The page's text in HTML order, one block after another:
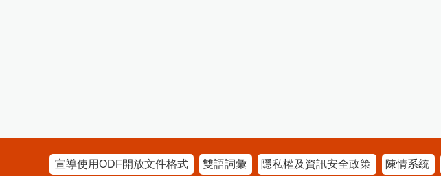
宣導使用ODF開放文件格式 雙語詞彙 隱私權及資訊安全政策 陳情系統